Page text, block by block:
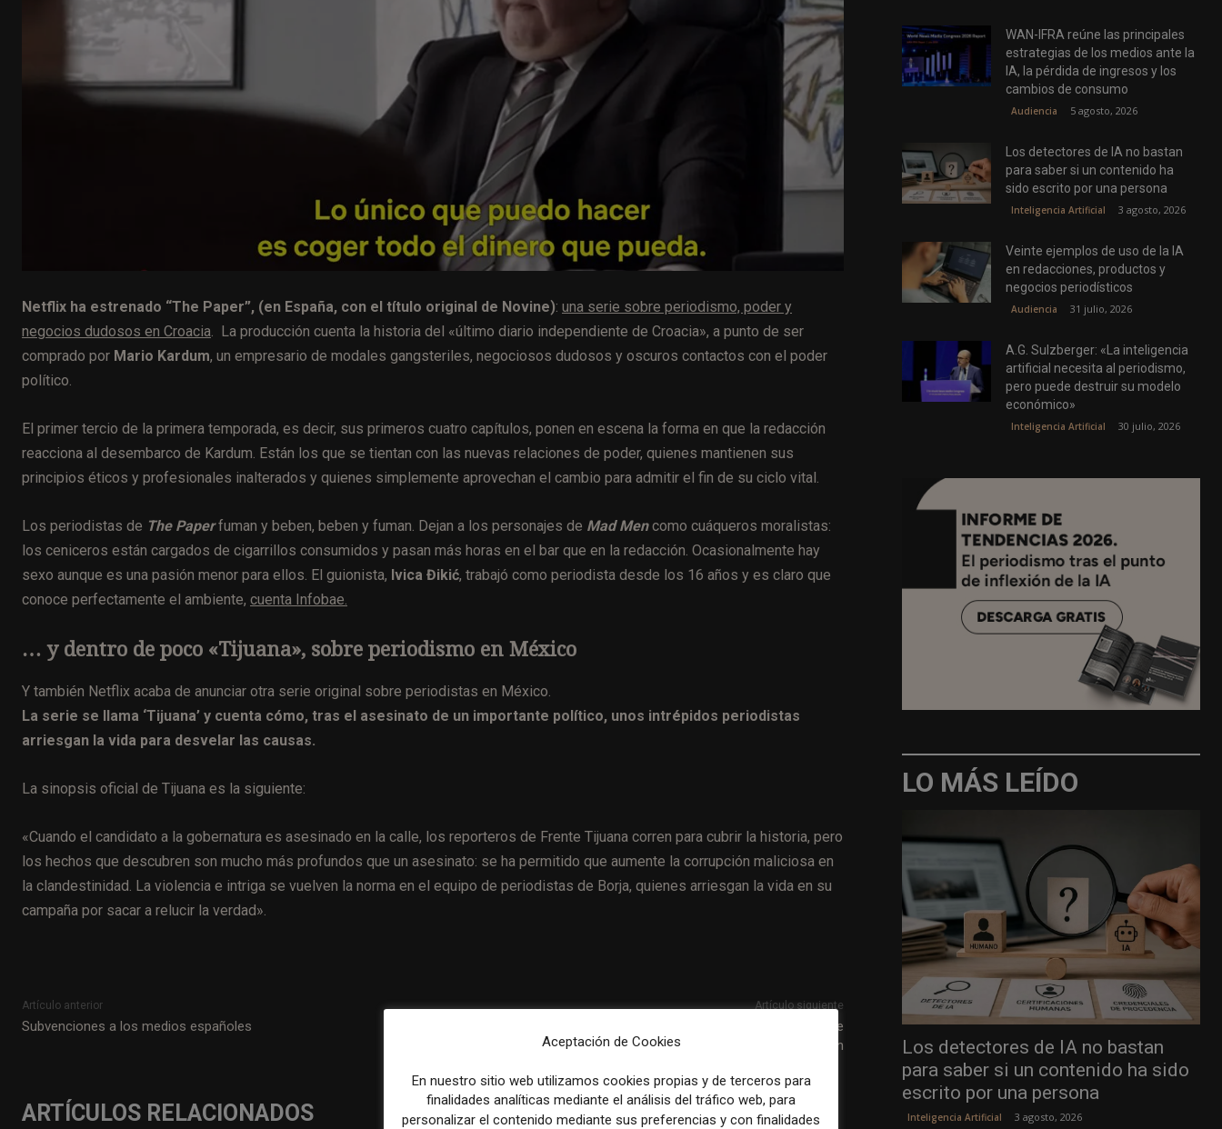
Netflix ha estrenado “The Paper”, (en España, con el título original de Novine): una serie sobre periodismo, poder y
negocios dudosos en Croacia. La producción cuenta la historia del «último diario independiente de Croacia», a punto de ser
comprado por Mario Kardum, un empresario de modales gangsteriles, negociosos dudosos y oscuros contactos con el poder
político.
El primer tercio de la primera temporada, es decir, sus primeros cuatro capítulos, ponen en escena la forma en que la redacción
reacciona al desembarco de Kardum. Están los que se tientan con las nuevas relaciones de poder, quienes mantienen sus
principios éticos y profesionales inalterados y quienes simplemente aprovechan el cambio para admitir el fin de su ciclo vital.
Los periodistas de The Paperfuman y beben, beben y fuman. Dejan a los personajes de Mad Mencomo cuáqueros moralistas:
los ceniceros están cargados de cigarrillos consumidos y pasan más horas en el bar que en la redacción. Ocasionalmente hay
sexo aunque es una pasión menor para ellos. El guionista, Ivica Đikić, trabajó como periodista desde los 16 años y es claro que
conoce perfectamente el ambiente, cuenta Infobae.
… y dentro de poco «Tijuana», sobre periodismo en México
Y también Netflix acaba de anunciar otra serie original sobre periodistas en México.
La serie se llama ‘Tijuana’ y cuenta cómo, tras el asesinato de un importante político, unos intrépidos periodistas
arriesgan la vida para desvelar las causas.
La sinopsis oficial de Tijuana es la siguiente:
«Cuando el candidato a la gobernatura es asesinado en la calle, los reporteros de Frente Tijuana corren para cubrir la historia, pero
los hechos que descubren son mucho más profundos que un asesinato: se ha permitido que aumente la corrupción maliciosa en
la clandestinidad. La violencia e intriga se vuelven la norma en el equipo de periodistas de Borja, quienes arriesgan la vida en su
campaña por sacar a relucir la verdad».
Artículo anterior
Subvenciones a los medios españoles
Artículo siguiente
Noticias largas y «slideshows», los formatos que más tiempo de
permanencia generan
ARTÍCULOS RELACIONADOS
WAN-IFRA reúne las principales
estrategias de los medios ante la
IA, la pérdida de ingresos y los
cambios de consumo
Audiencia 5 agosto, 2026
Los detectores de IA no bastan
para saber si un contenido ha
sido escrito por una persona
Inteligencia Artificial 3 agosto, 2026
Veinte ejemplos de uso de la IA
en redacciones, productos y
negocios periodísticos
Audiencia 31 julio, 2026
A.G. Sulzberger: «La inteligencia
artificial necesita al periodismo,
pero puede destruir su modelo
económico»
Inteligencia Artificial 30 julio, 2026
LO MÁS LEÍDO
Los detectores de IA no bastan
para saber si un contenido ha sido
escrito por una persona
Inteligencia Artificial 3 agosto, 2026
Aceptación de Cookies
En nuestro sitio web utilizamos cookies propias y de terceros para
finalidades analíticas mediante el análisis del tráfico web, para
personalizar el contenido mediante sus preferencias y con finalidades